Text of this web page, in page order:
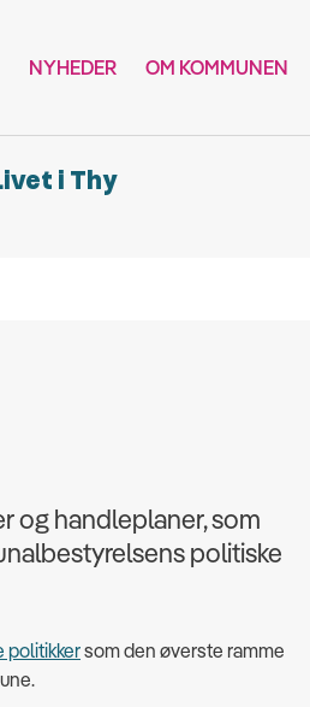
NYHEDER OM KOMMUNEN
i Thy
og handleplaner, som
politiske
som den øverste ramme